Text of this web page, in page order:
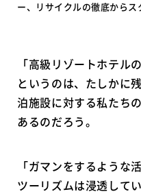
ー、リサイクルの徹底からス
「高級リゾートホテル
というのは、たしかに
泊施設に対する私たち
あるのだろう。
「ガマンをするような
ツーリズムは浸透して